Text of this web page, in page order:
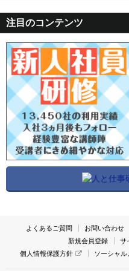
注目のコンテンツ
よくあるご質問 お問い合わせ
新規会員登録
サ
個人情報保護方針
ソーシャル